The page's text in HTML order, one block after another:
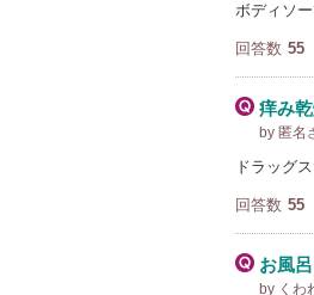
ボディソ
回答数 55
痒み
by 匿名
ドラッグ
回答数 55
お風
by くわ